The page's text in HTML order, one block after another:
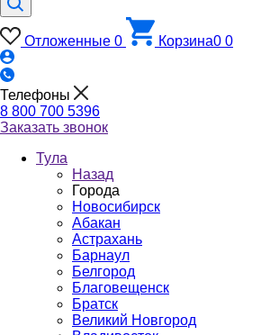
Отложенные 0 Корзина0 0
Телефоны
8 800 700 5396
Заказать звонок
Тула
Назад
Города
Новосибирск
Абакан
Астрахань
Барнаул
Белгород
Благовещенск
Братск
Великий Новгород